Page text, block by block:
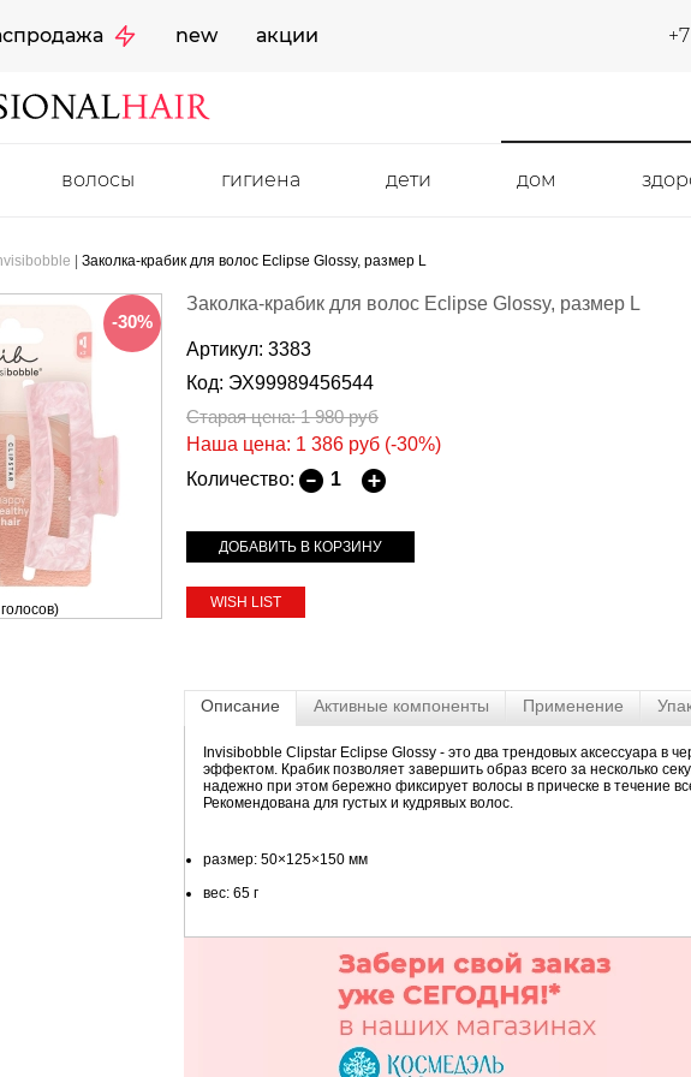
new акции
волосы гигиена дети дом
Заколка-крабик для волос Eclipse Glossy, размер L
-30%
голосов)
Заколка-крабик для волос Eclipse Glossy, размер L
Артикул: 3383
Код: ЭХ99989456544
Старая цена: 1 980руб
Наша цена: 1 386 руб (-30%)
Количество:
WISH LIST
Описание Активные компоненты Применение
Invisibobble Clipstar Eclipse Glossy - это два трендовых аксессуара в
эффектом. Крабик позволяет завершить образ всего за несколько
надежно при этом бережно фиксирует волосы в прическе в течение
Рекомендована для густых и кудрявых волос.
размер: 50×125×150 мм
вес: 65 г